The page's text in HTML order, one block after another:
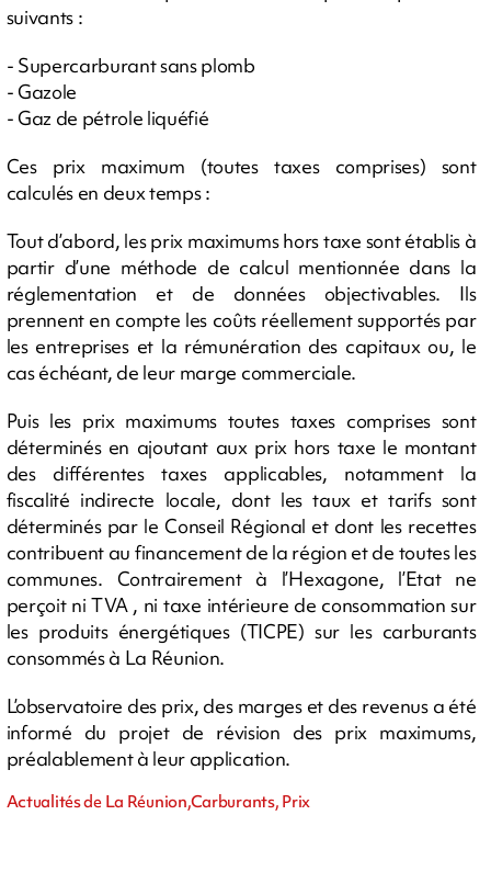
suivants :
- Supercarburant sans plomb
- Gazole
- Gaz de pétrole liquéfié
Ces prix maximum (toutes taxes comprises) sont
calculés en deux temps :
Tout d’abord, les prix maximums hors taxe sont établis à
partir d’une méthode de calcul mentionnée dans la
réglementation et de données objectivables. Ils
prennent en compte les coûts réellement supportés par
les entreprises et la rémunération des capitaux ou, le
cas échéant, de leur marge commerciale.
Puis les prix maximums toutes taxes comprises sont
déterminés en ajoutant aux prix hors taxe le montant
des différentes taxes applicables, notamment la
fiscalité indirecte locale, dont les taux et tarifs sont
déterminés par le Conseil Régional et dont les recettes
contribuent au financement de la région et de toutes les
communes. Contrairement à l’Hexagone, l’Etat ne
perçoit ni TVA , ni taxe intérieure de consommation sur
les produits énergétiques (TICPE) sur les carburants
consommés à La Réunion.
L’observatoire des prix, des marges et des revenus a été
informé du projet de révision des prix maximums,
préalablement à leur application.
Actualités de La Réunion,Carburants, Prix